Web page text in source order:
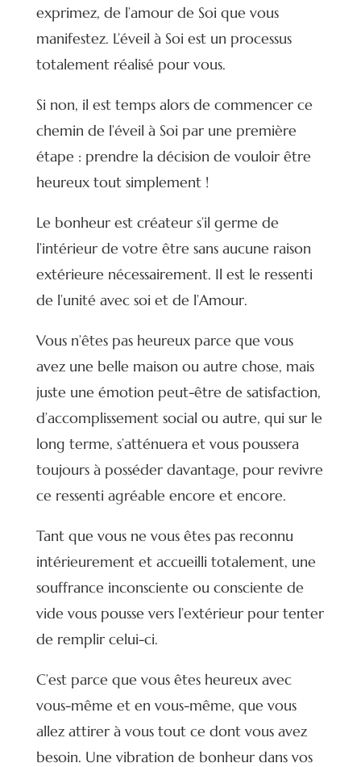
exprimez, de l’amour de Soi que vous
manifestez. L’éveil à Soi est un processus
totalement réalisé pour vous.
Si non, il est temps alors de commencer ce
chemin de l’éveil à Soi par une première
étape : prendre la décision de vouloir être
heureux tout simplement !
Le bonheur est créateur s’il germe de
l’intérieur de votre être sans aucune raison
extérieure nécessairement. Il est le ressenti
de l’unité avec soi et de l’Amour.
Vous n’êtes pas heureux parce que vous
avez une belle maison ou autre chose, mais
juste une émotion peut-être de satisfaction,
d’accomplissement social ou autre, qui sur le
long terme, s’atténuera et vous poussera
toujours à posséder davantage, pour revivre
ce ressenti agréable encore et encore.
Tant que vous ne vous êtes pas reconnu
intérieurement et accueilli totalement, une
souffrance inconsciente ou consciente de
vide vous pousse vers l’extérieur pour tenter
de remplir celui-ci.
C’est parce que vous êtes heureux avec
vous-même et en vous-même, que vous
allez attirer à vous tout ce dont vous avez
besoin. Une vibration de bonheur dans vos